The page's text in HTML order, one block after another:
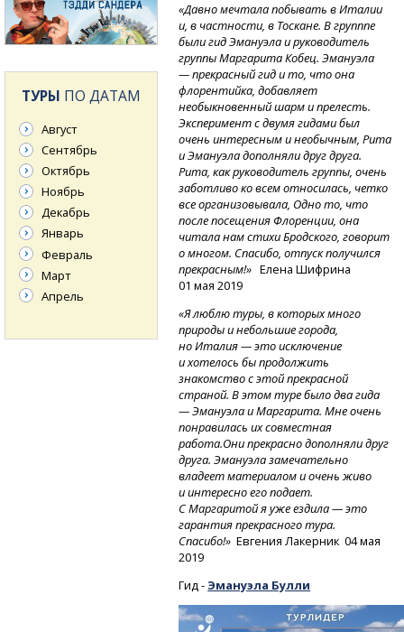
«Давно мечтала побывать в Италии
и, в частности, в Тоскане. В групппе
были гид Эмануэла и руководитель
группы Маргарита Кобец. Эмануэла
— прекрасный гид и то, что она
флорентийка, добавляет
необыкновенный шарм и прелесть.
Эксперимент с двумя гидами был
очень интересным и необычным, Рита
и Эмануэла дополняли друг друга.
Рита, как руководитель группы, очень
заботливо ко всем относилась, четко
все организовывала, Одно то, что
после посещения Флоренции, она
читала нам стихи Бродского, говорит
о многом. Спасибо, отпуск получился
прекрасным!» Елена Шифрина
01 мая 2019
«Я люблю туры, в которых много
природы и небольшие города,
но Италия — это исключение
и хотелось бы продолжить
знакомство с этой прекрасной
страной. В этом туре было два гида
— Эмануэла и Маргарита. Мне очень
понравилась их совместная
работа.Они прекрасно дополняли друг
друга. Эмануэла замечательно
владеет материалом и очень живо
и интересно его подает.
С Маргаритой я уже ездила — это
гарантия прекрасного тура.
Спасибо!» Евгения Лакерник 04 мая
2019
Гид - Эмануэла Булли
ТУРЫ ПО ДАТАМ
Август
Сентябрь
Октябрь
Ноябрь
Декабрь
Январь
Февраль
Март
Апрель